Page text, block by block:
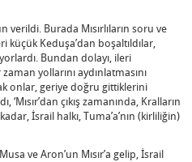
Kabul Edilir?
Anlama Gelir?
Dünya İçin Saklamak Nedir?
verildi. Burada Mısırlıların soru ve
küçük Keduşa’dan boşaltıldılar,
Bundan dolayı, ileri
yollarını aydınlatmasını
onlar, geriye doğru gittiklerini
çıkış zamanında, Kralların
İsrail halkı, Tuma’a’nın (kirliliğin)
ve Aron’un Mısır’a gelip, İsrail